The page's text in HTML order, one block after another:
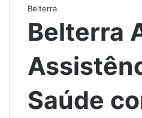
Belterra
Belterra
Saúde